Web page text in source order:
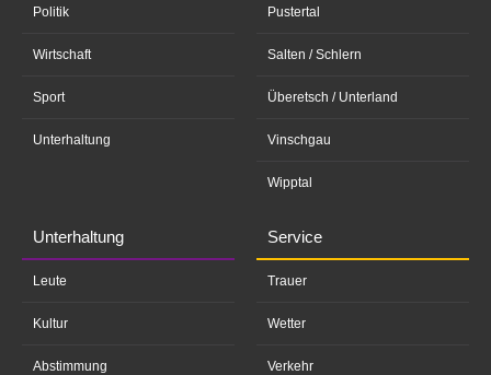
Politik
Wirtschaft
Sport
Unterhaltung
Pustertal
Salten / Schlern
Überetsch / Unterland
Vinschgau
Wipptal
Unterhaltung
Leute
Kultur
Abstimmung
Service
Trauer
Wetter
Verkehr